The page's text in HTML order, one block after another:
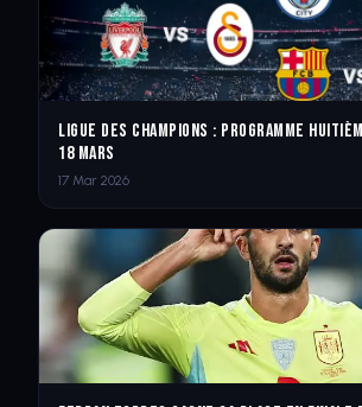
Ligue des champions : Programme
18 mars
17 Mar 2026